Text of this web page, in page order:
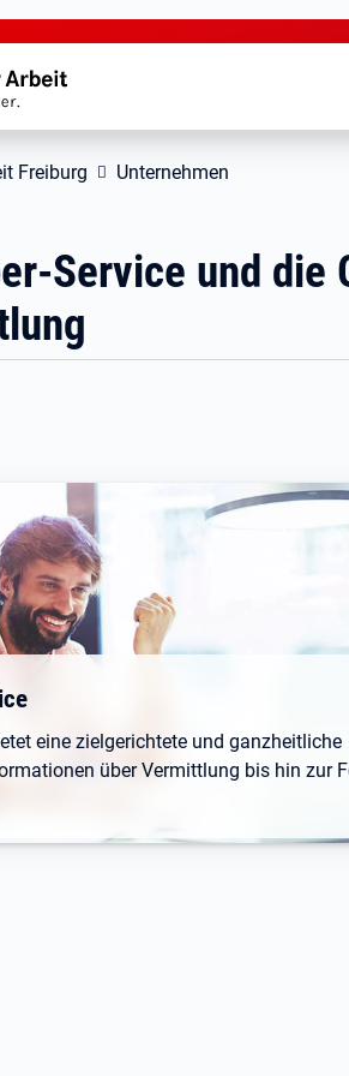
Freiburg Unternehmen
Service und die
eine zielgerichtete und ganzheitliche
über Vermittlung bis hin zur